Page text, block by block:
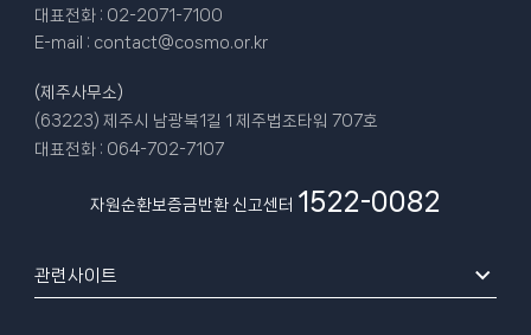
대표전화 : 02-2071-7100
E-mail : contact@cosmo.or.kr
(제주사무소)
(63223) 제주시 남광북1길 1 제주법조타워 707호
대표전화 : 064-702-7107
자원순환보증금반환 신고센터 1522-0082
관련사이트